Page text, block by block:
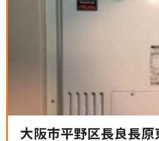
大阪市平野区長良長